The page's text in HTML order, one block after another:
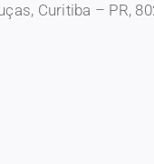
Curitiba – PR,